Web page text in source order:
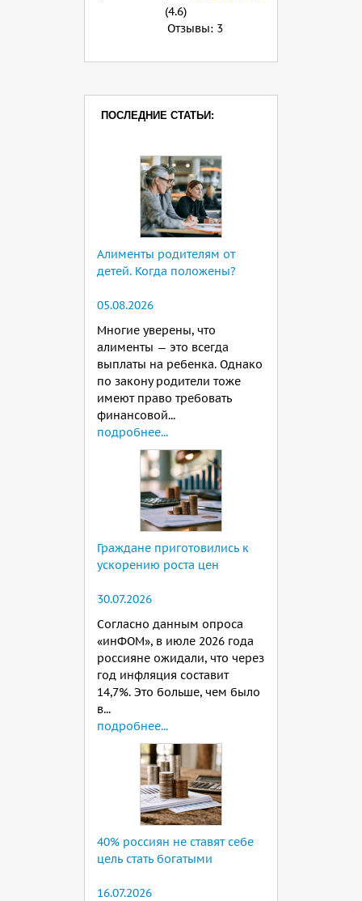
(4.6)
Отзывы: 3
ПОСЛЕДНИЕ СТАТЬИ:
Алименты родителям от
детей. Когда положены?
05.08.2026
Многие уверены, что
алименты — это всегда
выплаты на ребенка. Однако
по закону родители тоже
имеют право требовать
финансовой...
подробнее...
Граждане приготовились к
ускорению роста цен
30.07.2026
Согласно данным опроса
«инФОМ», в июле 2026 года
россияне ожидали, что через
год инфляция составит
14,7%. Это больше, чем было
в...
подробнее...
40% россиян не ставят себе
цель стать богатыми
16.07.2026